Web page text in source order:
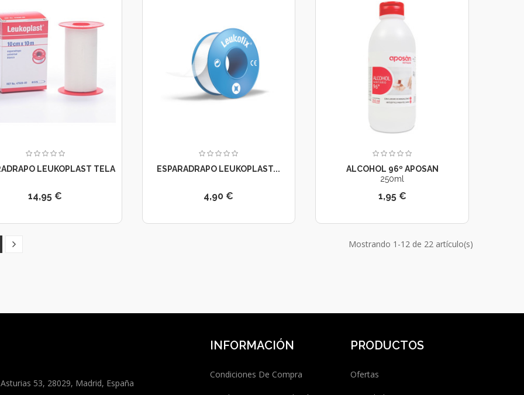
LEUKOPLAST TELA
14,95 €
ESPARADRAPO LEUKOPLAST...
4,90 €
ALCOHOL 96º APOSAN
250ml
1,95 €
Mostrando 1-12 de 22 artículo(s)
53, 28029, Madrid, España
INFORMACIÓN
Condiciones De Compra
PRODUCTOS
Ofertas